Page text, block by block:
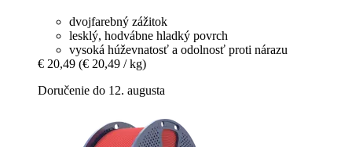
dvojfarebný zážitok
lesklý, hodvábne hladký povrch
vysoká húževnatosť a odolnosť proti nárazu
€ 20,49 (€ 20,49 / kg)
Doručenie do 12. augusta